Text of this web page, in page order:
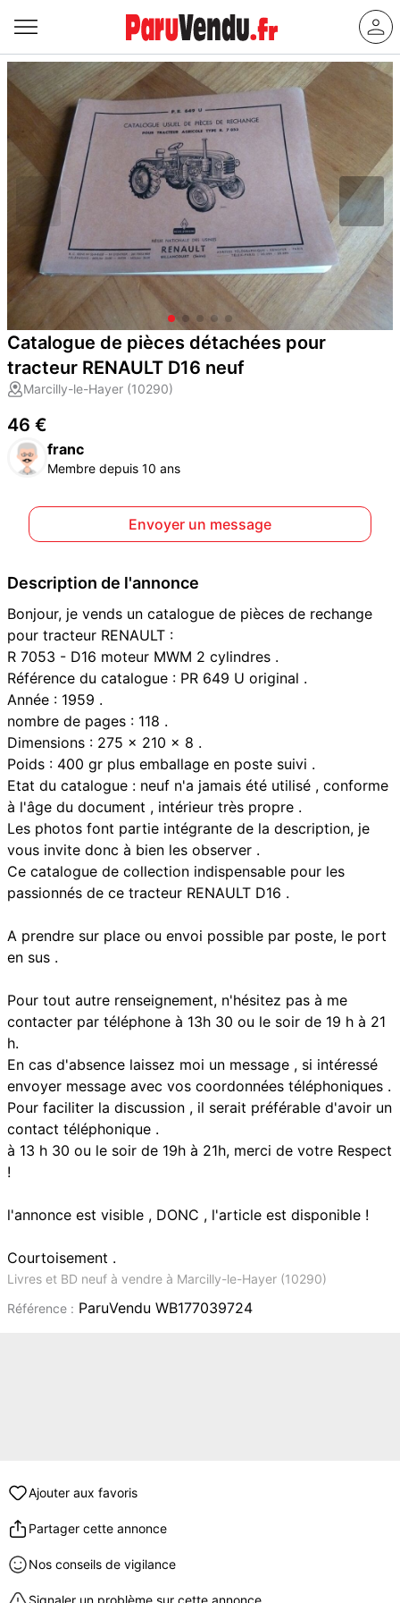
Catalogue de pièces détachées pour
tracteur RENAULT D16 neuf
Marcilly-le-Hayer (10290)
46 €
franc
Membre depuis 10 ans
Envoyer un message
Description de l'annonce
Bonjour, je vends un catalogue de pièces de rechange
pour tracteur RENAULT :
R 7053 - D16 moteur MWM 2 cylindres .
Référence du catalogue : PR 649 U original .
Année : 1959 .
nombre de pages : 118 .
Dimensions : 275 x 210 x 8 .
Poids : 400 gr plus emballage en poste suivi .
Etat du catalogue : neuf n'a jamais été utilisé , conforme
à l'âge du document , intérieur très propre .
Les photos font partie intégrante de la description, je
vous invite donc à bien les observer .
Ce catalogue de collection indispensable pour les
passionnés de ce tracteur RENAULT D16 .
A prendre sur place ou envoi possible par poste, le port
en sus .
Pour tout autre renseignement, n'hésitez pas à me
contacter par téléphone à 13h 30 ou le soir de 19 h à 21
h.
En cas d'absence laissez moi un message , si intéressé
envoyer message avec vos coordonnées téléphoniques .
Pour faciliter la discussion , il serait préférable d'avoir un
contact téléphonique .
à 13 h 30 ou le soir de 19h à 21h, merci de votre Respect
!
l'annonce est visible , DONC , l'article est disponible !
Courtoisement .
Livres et BD neuf à vendre à Marcilly-le-Hayer (10290)
Référence : ParuVendu WB177039724
Ajouter aux favoris
Partager cette annonce
Nos conseils de vigilance
Signaler un problème sur cette annonce